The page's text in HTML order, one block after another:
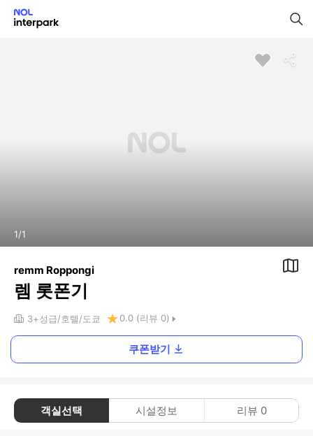
1/1
remm Roppongi
렘 롯폰기
3+성급 호텔 도쿄 0.0 (리뷰 0)
쿠폰받기
객실선택 시설정보 리뷰 0